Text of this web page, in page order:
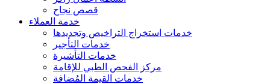
قصص نجاح
خدمة العملاء
خدمات استخراج التراخيص وتجديدها
خدمات التأجير
خدمات التأشيرة
مركز الفحص الطبي للإقامة
خدمات القيمة المُضافة